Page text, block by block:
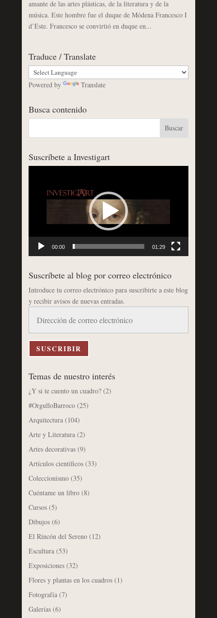
amante de las artes plásticas, de la literatura y de la
música. Este hombre fue el duque de Módena Francesco I
d’Este. Francesco se convirtió en duque en...
Traduce / Translate
Powered by Translate
Busca contenido
Suscríbete a Investigart
00:00 01:29
Suscríbete al blog por correo electrónico
Introduce tu correo electrónico para suscribirte a este blog
y recibir avisos de nuevas entradas.
correo
electrónico
SUSCRIBIR
Temas de nuestro interés
¿Y si te cuento un cuadro?(2)
#OrgulloBarroco(25)
Arquitectura(104)
Arte y Literatura(2)
Artes decorativas(9)
Artículos científicos(33)
Coleccionismo(35)
Cuéntame un libro(8)
Cursos(5)
Dibujos(6)
El Rincón del Sereno(12)
Escultura(53)
Exposiciones(32)
Flores y plantas en los cuadros(1)
Fotografía(7)
Galerías(6)